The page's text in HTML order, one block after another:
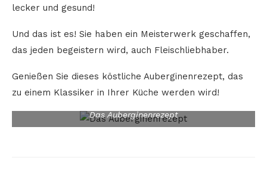
lecker und gesund!
Und das ist es! Sie haben ein Meisterwerk geschaffen,
das jeden begeistern wird, auch Fleischliebhaber.
Genießen Sie dieses köstliche Auberginenrezept, das
zu einem Klassiker in Ihrer Küche werden wird!
Das Auberginenrezept